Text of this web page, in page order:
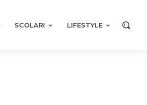
SCOLARI LIFESTYLE